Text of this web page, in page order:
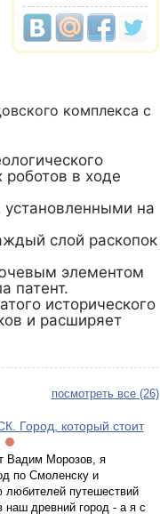
комплекса с
в ходе
на
слой раскопок
элементом
патент.
исторического
и расширяет
посмотреть все (26)
Город, который стоит
Вадим Морозов, я
по Смоленску и
любителей путешествий
наш древний город - а я с